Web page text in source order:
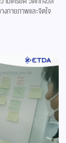
กายภาพและจิตใจ